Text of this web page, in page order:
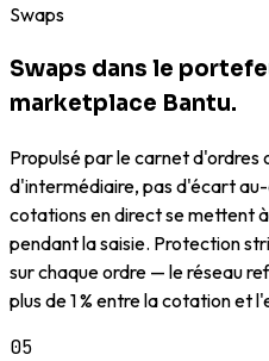
Swaps
Swaps dans le
marketplace Bantu.
Propulsé par le carnet d'ordres
d'intermédiaire, pas d'écart
cotations en direct se mettent
pendant la saisie. Protection
sur chaque ordre — le réseau
plus de 1 % entre la cotation et
05